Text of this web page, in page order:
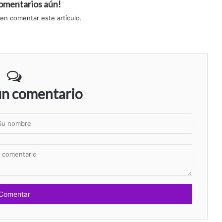
aún!
comentar este artículo.
comentario